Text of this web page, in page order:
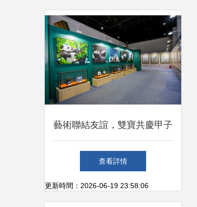
藝術聯結友誼，雙寶共慶甲子
——慶祝中法建交60周年大熊
貓金絲猴雙寶文化藝術展在京
查看詳情
更新時間：2026-06-19 23:58:06